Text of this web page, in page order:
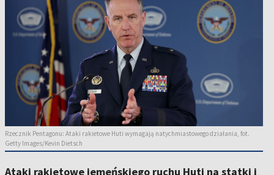
Rzecznik Pentagonu: Ataki rakietowe Huti wymagają natychmiastowego działania, fot.
Getty Images/Kevin Dietsch
Ataki rakietowe jemeńskiego ruchu Huti na statki i